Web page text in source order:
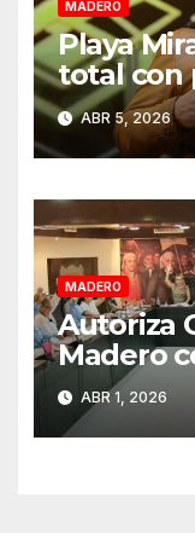
MADERO
Playa
total con
Grupo
Santa
ABR 5, 2026
MADERO
Autoriza
Madero
Estado
cobro
ABR 1, 2026